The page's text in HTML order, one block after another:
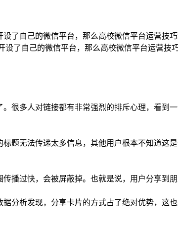
了自己的微信平台，那么高校微信平台运营技
了自己的微信平台，那么高校微信平台运营
多人对链接都有非常强烈的排斥心理，看到
无法传递太多信息，其他用户根本不知道这
过快，会被屏蔽掉。也就是说，用户分享到
析发现，分享卡片的方式占了绝对优势，这也